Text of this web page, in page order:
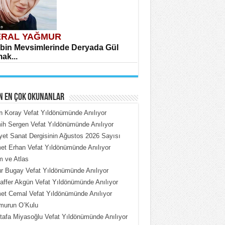
YAĞMUR
Mevsimlerinde Deryada Gül
ÇOBAN
Put Dışardaki Maskeler...
EN ÇOK OKUNANLAR
Koray Vefat Yıldönümünde Anılıyor
Sergen Vefat Yıldönümünde Anılıyor
Sanat Dergisinin Ağustos 2026 Sayısı
Erhan Vefat Yıldönümünde Anılıyor
ve Atlas
Bugay Vefat Yıldönümünde Anılıyor
Akgün Vefat Yıldönümünde Anılıyor
Cemal Vefat Yıldönümünde Anılıyor
O’Kulu
Miyasoğlu Vefat Yıldönümünde Anılıyor